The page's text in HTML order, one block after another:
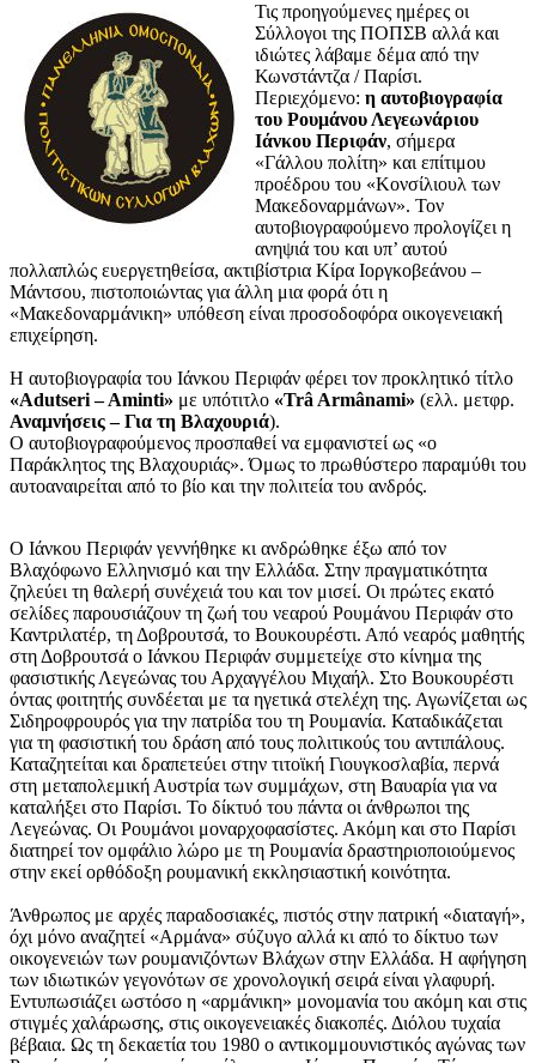
Τις προηγούμενες ημέρες οι
Σύλλογοι της ΠΟΠΣΒ αλλά και
ιδιώτες λάβαμε δέμα από την
Κωνστάντζα / Παρίσι.
Περιεχόμενο: η αυτοβιογραφία
του Ρουμάνου Λεγεωνάριου
Ιάνκου Περιφάν, σήμερα
«Γάλλου πολίτη» και επίτιμου
προέδρου του «Κονσίλιουλ των
Μακεδοναρμάνων». Τον
αυτοβιογραφούμενο προλογίζει η
ανηψιά του και υπ’ αυτού
πολλαπλώς ευεργετηθείσα, ακτιβίστρια Κίρα Ιοργκοβεάνου –
Μάντσου, πιστοποιώντας για άλλη μια φορά ότι η
«Μακεδοναρμάνικη» υπόθεση είναι προσοδοφόρα οικογενειακή
επιχείρηση.
Η αυτοβιογραφία του Ιάνκου Περιφάν φέρει τον προκλητικό τίτλο
«Adutseri – Aminti» με υπότιτλο «Trâ Armânami» (ελλ. μετφρ.
Αναμνήσεις – Για τη Βλαχουριά).
Ο αυτοβιογραφούμενος προσπαθεί να εμφανιστεί ως «ο
Παράκλητος της Βλαχουριάς». Όμως το πρωθύστερο παραμύθι του
αυτοαναιρείται από το βίο και την πολιτεία του ανδρός.
Ο Ιάνκου Περιφάν γεννήθηκε κι ανδρώθηκε έξω από τον
Βλαχόφωνο Ελληνισμό και την Ελλάδα. Στην πραγματικότητα
ζηλεύει τη θαλερή συνέχειά του και τον μισεί. Οι πρώτες εκατό
σελίδες παρουσιάζουν τη ζωή του νεαρού Ρουμάνου Περιφάν στο
Καντριλατέρ, τη Δοβρουτσά, το Βουκουρέστι. Από νεαρός μαθητής
στη Δοβρουτσά ο Ιάνκου Περιφάν συμμετείχε στο κίνημα της
φασιστικής Λεγεώνας του Αρχαγγέλου Μιχαήλ. Στο Βουκουρέστι
όντας φοιτητής συνδέεται με τα ηγετικά στελέχη της. Αγωνίζεται ως
Σιδηροφρουρός για την πατρίδα του τη Ρουμανία. Καταδικάζεται
για τη φασιστική του δράση από τους πολιτικούς του αντιπάλους.
Καταζητείται και δραπετεύει στην τιτοϊκή Γιουγκοσλαβία, περνά
στη μεταπολεμική Αυστρία των συμμάχων, στη Βαυαρία για να
καταλήξει στο Παρίσι. Το δίκτυό του πάντα οι άνθρωποι της
Λεγεώνας. Οι Ρουμάνοι μοναρχοφασίστες. Ακόμη και στο Παρίσι
διατηρεί τον ομφάλιο λώρο με τη Ρουμανία δραστηριοποιούμενος
στην εκεί ορθόδοξη ρουμανική εκκλησιαστική κοινότητα.
Άνθρωπος με αρχές παραδοσιακές, πιστός στην πατρική «διαταγή»,
όχι μόνο αναζητεί «Αρμάνα» σύζυγο αλλά κι από το δίκτυο των
οικογενειών των ρουμανιζόντων Βλάχων στην Ελλάδα. Η αφήγηση
των ιδιωτικών γεγονότων σε χρονολογική σειρά είναι γλαφυρή.
Εντυπωσιάζει ωστόσο η «αρμάνικη» μονομανία του ακόμη και στις
στιγμές χαλάρωσης, στις οικογενειακές διακοπές. Διόλου τυχαία
βέβαια. Ως τη δεκαετία του 1980 ο αντικομμουνιστικός αγώνας των